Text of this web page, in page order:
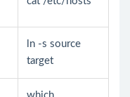
ln -s source
target
which